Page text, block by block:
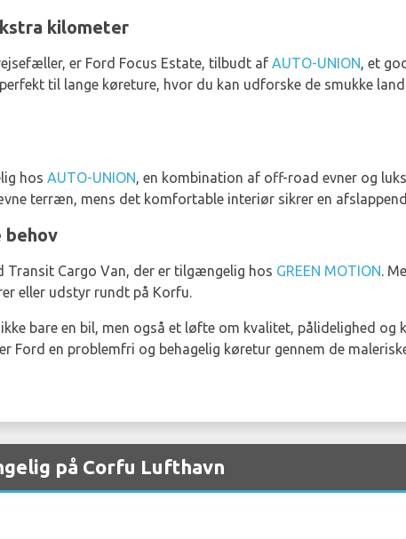
kilometer
er Ford Focus Estate, tilbudt af AUTO-UNION, et
til lange køreture, hvor du kan udforske de smukke
hos AUTO-UNION, en kombination af off-road evner og
terræn, mens det komfortable interiør sikrer en
behov
Transit Cargo Van, der er tilgængelig hos GREEN MOTION.
eller udstyr rundt på Korfu.
bare en bil, men også et løfte om kvalitet, pålidelighed og
Ford en problemfri og behagelig køretur gennem de
på Corfu Lufthavn